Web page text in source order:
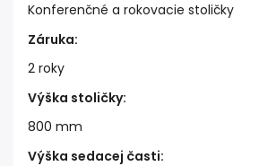
Konferenčné a rokovacie stoličky
Záruka:
2 roky
Výška stoličky:
800 mm
Výška sedacej časti: